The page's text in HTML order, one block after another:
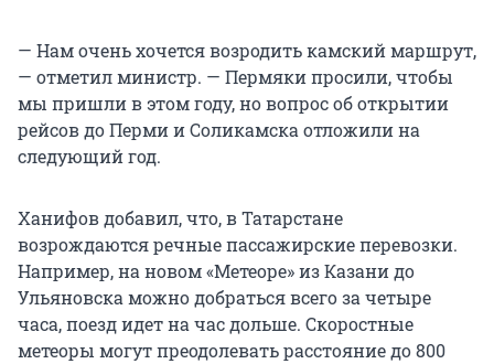
— Нам очень хочется возродить камский маршрут,
— отметил министр. — Пермяки просили, чтобы
мы пришли в этом году, но вопрос об открытии
рейсов до Перми и Соликамска отложили на
следующий год.
Ханифов добавил, что, в Татарстане
возрождаются речные пассажирские перевозки.
Например, на новом «Метеоре» из Казани до
Ульяновска можно добраться всего за четыре
часа, поезд идет на час дольше. Скоростные
метеоры могут преодолевать расстояние до 800